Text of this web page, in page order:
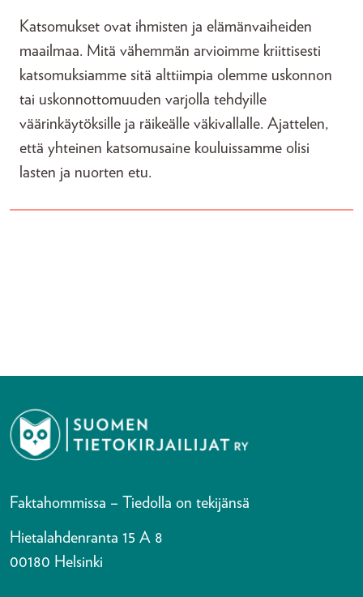
Katsomukset ovat ihmisten ja elämänvaiheiden
maailmaa. Mitä vähemmän arvioimme kriittisesti
katsomuksiamme sitä alttiimpia olemme uskonnon
tai uskonnottomuuden varjolla tehdyille
väärinkäytöksille ja räikeälle väkivallalle. Ajattelen,
että yhteinen katsomusaine kouluissamme olisi
lasten ja nuorten etu.
Faktahommissa – Tiedolla on tekijänsä
Hietalahdenranta 15 A 8
00180 Helsinki